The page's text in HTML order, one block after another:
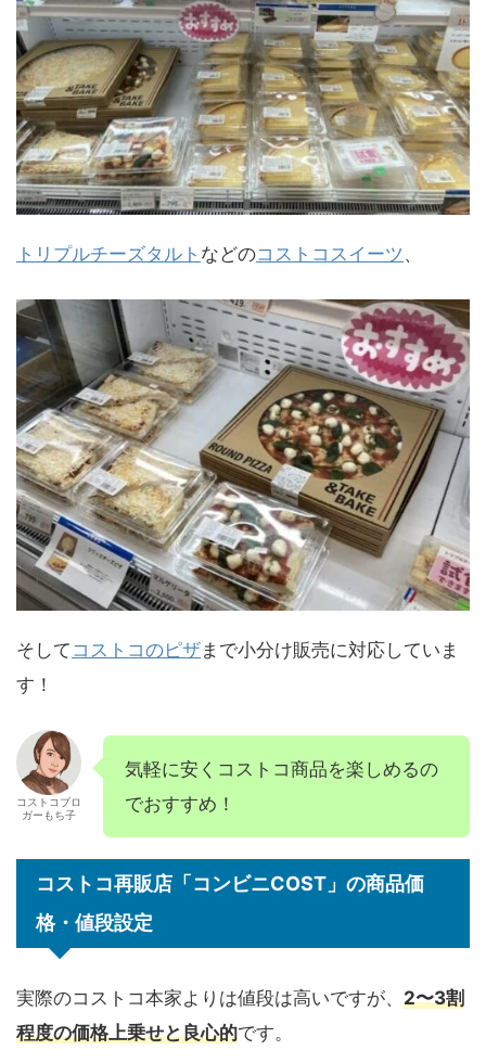
トリプルチーズタルト などのコストコスイーツ 、
そして コストコのピザまで小分け販売に対応していま
す！
コストコブロ
ガーもち子
気軽に安くコストコ商品を楽しめるの
でおすすめ！
コストコ再販店「コンビニCOST」の商品価
格・値段設定
実際のコストコ本家よりは値段は高いですが、 2〜3割
程度の価格上乗せと良心的です。